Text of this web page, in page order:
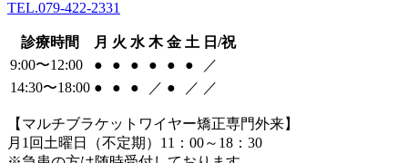
TEL.079-422-2331
診療時間 月 火 水 木 金 土 日/祝
9:00〜12:00
● ● ● ● ● ●
／
14:30〜18:00 ● ● ● ／ ● ／ ／
【マルチブラケットワイヤー矯正専門外来】
月1回土曜日（不定期）11：00～18：30